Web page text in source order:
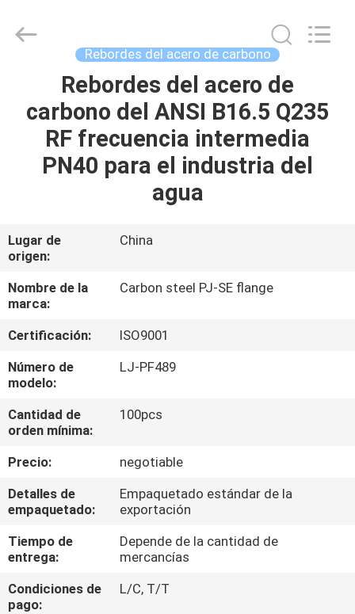
HOGAR
PRODUCTOS
VIAJE
DE
LA
FÁBRICA
CONTROL
DE
ÉNTRENOS
EN
CONTACTO
CON
tubería
Rebordes del acero de carbono
Rebordes del acero de
carbono del ANSI B16.5 Q235
RF frecuencia intermedia
PN40 para el industria del
agua
Lugar de
origen:
China
Nombre de la
marca:
Carbon steel PJ-SE flange
Certificación:
ISO9001
Número de
modelo:
LJ-PF489
Cantidad de
orden mínima:
100pcs
Precio:
negotiable
Detalles de
empaquetado:
Empaquetado estándar de la
exportación
Tiempo de
entrega:
Depende de la cantidad de
mercancías
Condiciones de
pago:
L/C, T/T